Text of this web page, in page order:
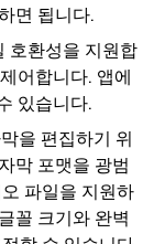
면 됩니다.
호환성을 지원합
어합니다. 앱에
있습니다.
을 편집하기 위
막 포맷을 광범
파일을 지원하
꼴 크기와 완벽